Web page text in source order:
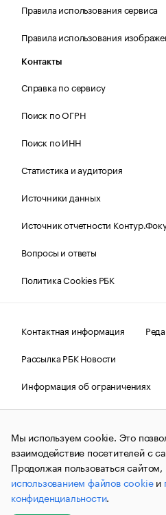
Правила использования сервиса
Правила использования
Контакты
Справка по сервису
Поиск по ОГРН
Поиск по ИНН
Статистика и аудитория
Источники данных
Источник отчетности
Вопросы и ответы
Политика Cookies РБК
Контактная информация
Рассылка РБК Новости
Информация об ограничениях
Правовая информация
О
© АО
и материалы информационного
(зарегистрировано Федеральной
связи, информационных
коммуникаций (Роскомнадзор)
№ФС77-63848) сопровождаются
публикации могут содержать
Мы используем cookie. Это
взаимодействие посетителей с
Продолжая пользоваться
использованием файлов cookieи
конфиденциальности.